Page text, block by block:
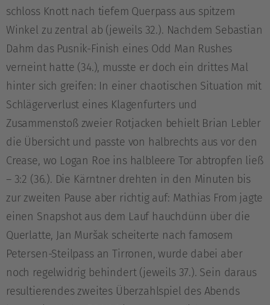
schloss Knott nach tiefem Querpass aus spitzem
Winkel zu zentral ab (jeweils 32.). Nachdem Sebastian
Dahm das Pusnik-Finish eines Odd Man Rushes
verneint hatte (34.), musste er doch ein drittes Mal
hinter sich greifen: In einer chaotischen Situation mit
Schlägerverlust eines Klagenfurters und
Zusammenstoß zweier Rotjacken behielt Brian Lebler
die Übersicht und passte von halbrechts aus vor den
Crease, wo Logan Roe ins halbleere Tor abtropfen ließ
– 3:2 (36.). Die Kärntner drehten in den Minuten bis
zur zweiten Pause aber richtig auf: Mathias From jagte
einen Snapshot aus dem Lauf hauchdünn über die
Querlatte, Jan Muršak scheiterte nach famosem
Petersen-Steilpass an Tirronen, wurde dabei aber
noch regelwidrig behindert (jeweils 37.). Sein daraus
resultierendes zweites Überzahlspiel des Abends